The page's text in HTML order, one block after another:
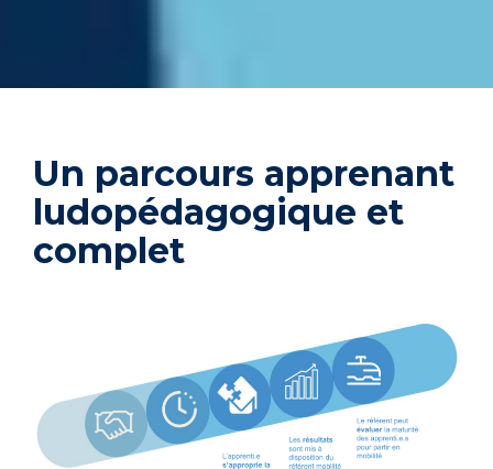
Un parcours apprenant
ludopédagogique et
complet